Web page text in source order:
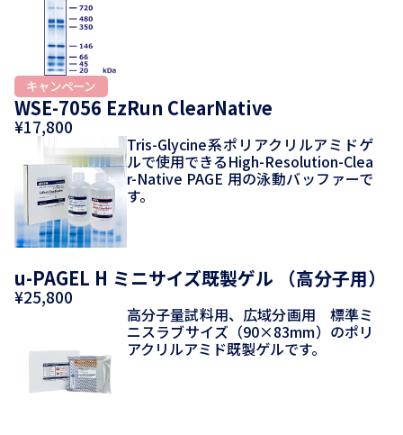
WSE-7056 EzRun ClearNative
¥17,800
Tris-Glycine系ポリアクリルアミドゲ
ルで使用できるHigh-Resolution-Clea
r-Native PAGE 用の泳動バッファーで
す。
u-PAGEL H ミニサイズ既製ゲル （高分子用）
¥25,800
高分子量試料用、広域分画用 標準ミ
ニスラブサイズ（90×83mm）のポリ
アクリルアミド既製ゲルです。